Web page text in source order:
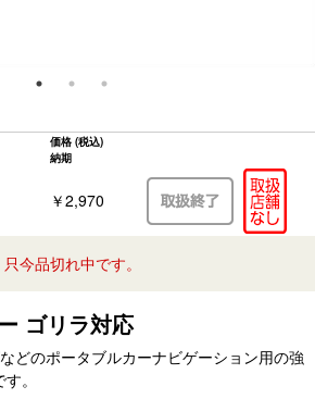
価格 (税込)
納期
￥2,970
今品切れ中です。
ゴリラ対応
どのポータブルカーナビゲーション用の強
す。